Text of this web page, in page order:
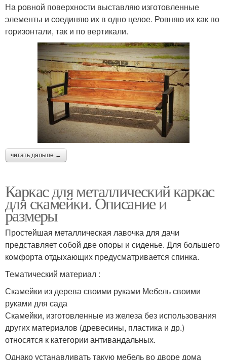
На ровной поверхности выставляю изготовленные
элементы и соединяю их в одно целое. Ровняю их как по
горизонтали, так и по вертикали.
читать дальше →
Каркас для металлический каркас
для скамейки. Описание и
размеры
Простейшая металлическая лавочка для дачи
представляет собой две опоры и сиденье. Для большего
комфорта отдыхающих предусматривается спинка.
Тематический материал :
Скамейки из дерева своими руками Мебель своими
руками для сада
Скамейки, изготовленные из железа без использования
других материалов (древесины, пластика и др.)
относятся к категории антивандальных.
Однако устанавливать такую мебель во дворе дома